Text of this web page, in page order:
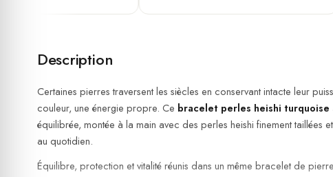
Description
Certaines pierres traversent les siècles en conservant intacte leur
couleur, une énergie propre. Ce bracelet perles heishi
équilibrée, montée à la main avec des perles heishi finement
au quotidien.
Équilibre, protection et vitalité réunis dans un même bracelet de